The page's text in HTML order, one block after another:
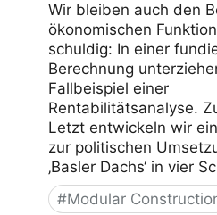
Wir bleiben auch den
ökonomischen
schuldig: In einer
Berechnung
Fallbeispiel einer
Rentabilitätsanalyse.
Letzt entwickeln wir
zur politischen
‚Basler Dachs‘ in vier
#Modular